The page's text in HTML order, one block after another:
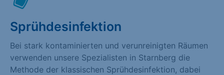
Sprühdesinfektion
Bei stark kontaminierten und verunreinigten Räumen
verwenden unsere Spezialisten in Starnberg die
Methode der klassischen Sprühdesinfektion, dabei